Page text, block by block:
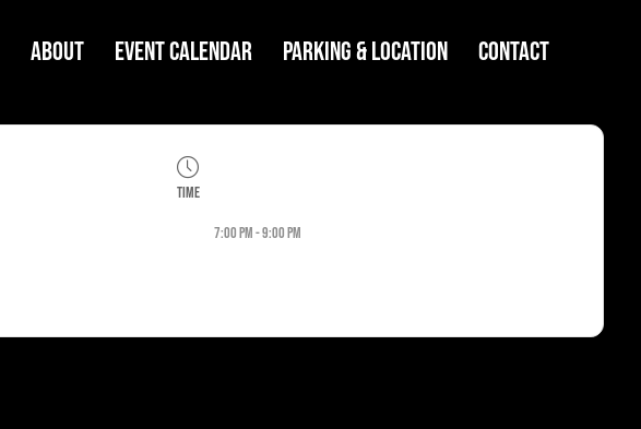
ABOUT EVENT CALENDAR PARKING & LOCATION CONTACT
Time
7:00 pm - 9:00 pm